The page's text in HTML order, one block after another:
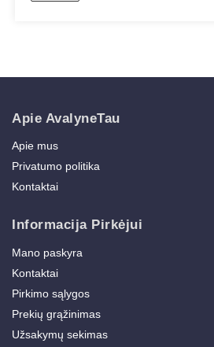
Apie AvalyneTau
Apie mus
Privatumo politika
Kontaktai
Informacija Pirkėjui
Mano paskyra
Kontaktai
Pirkimo sąlygos
Prekių grąžinimas
Užsakymų sekimas